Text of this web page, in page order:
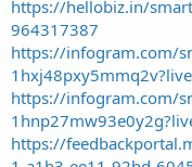
https://hellobiz.in/
964317387
https://infogram.com/
1hxj48pxy5mmq2v?live
https://infogram.com/
https://